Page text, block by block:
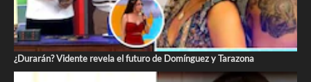
¿Durarán? Vidente revela el futuro de Domínguez y Tarazona